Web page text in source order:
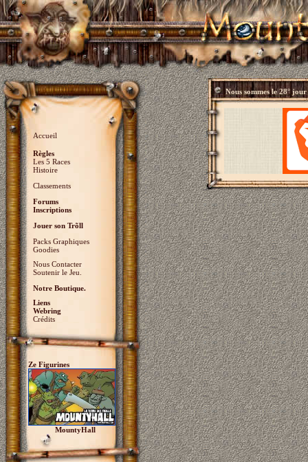
Accueil
Règles
Les 5 Races
Histoire
Classements
Forums
Inscriptions
Jouer son Trõll
Packs Graphiques
Goodies
Nous Contacter
Soutenir le Jeu.
Notre Boutique.
Liens
Webring
Crédits
Ze Figurines
MountyHall
Nous sommes le28° jour